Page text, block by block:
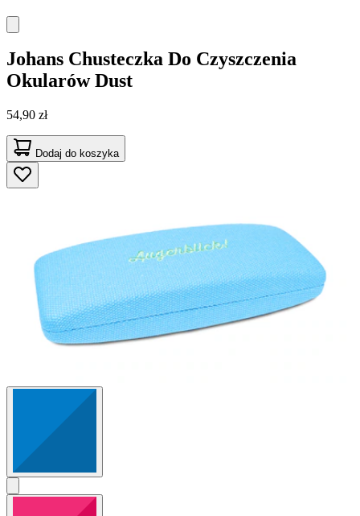
Johans Chusteczka Do Czyszczenia
Okularów Dust
54,90 zł
Dodaj do koszyka